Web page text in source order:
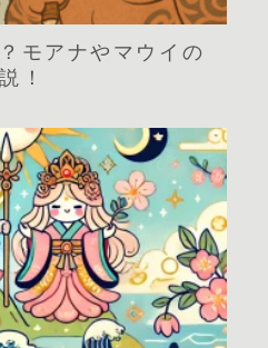
モアナやマウイの
！